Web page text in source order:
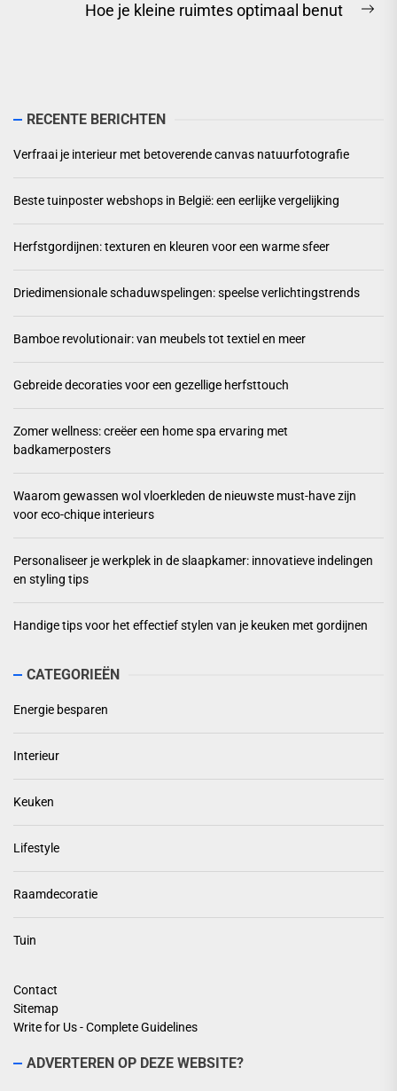
Hoe je kleine ruimtes optimaal benut
RECENTE BERICHTEN
Verfraai je interieur met betoverende canvas natuurfotografie
Beste tuinposter webshops in België: een eerlijke vergelijking
Herfstgordijnen: texturen en kleuren voor een warme sfeer
Driedimensionale schaduwspelingen: speelse verlichtingstrends
Bamboe revolutionair: van meubels tot textiel en meer
Gebreide decoraties voor een gezellige herfsttouch
Zomer wellness: creëer een home spa ervaring met
badkamerposters
Waarom gewassen wol vloerkleden de nieuwste must-have zijn
voor eco-chique interieurs
Personaliseer je werkplek in de slaapkamer: innovatieve indelingen
en styling tips
Handige tips voor het effectief stylen van je keuken met gordijnen
CATEGORIEËN
Energie besparen
Interieur
Keuken
Lifestyle
Raamdecoratie
Tuin
Contact
Sitemap
Write for Us - Complete Guidelines
ADVERTEREN OP DEZE WEBSITE?